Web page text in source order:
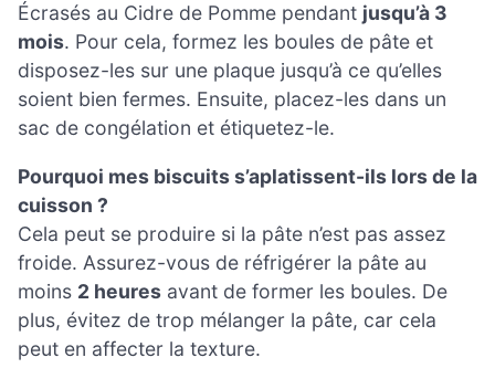
Écrasés au Cidre de Pomme pendant jusqu’à 3
mois. Pour cela, formez les boules de pâte et
disposez-les sur une plaque jusqu’à ce qu’elles
soient bien fermes. Ensuite, placez-les dans un
sac de congélation et étiquetez-le.
Pourquoi mes biscuits s’aplatissent-ils lors de la
cuisson ?
Cela peut se produire si la pâte n’est pas assez
froide. Assurez-vous de réfrigérer la pâte au
moins 2 heures avant de former les boules. De
plus, évitez de trop mélanger la pâte, car cela
peut en affecter la texture.